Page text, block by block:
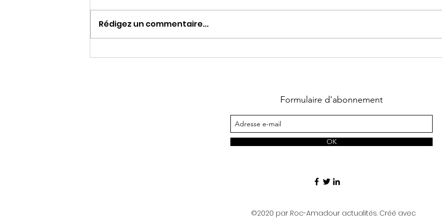
Le développement de
Grotte Préhistorique des
Les
Rédigez un commentaire...
Formulaire d'abonnement
OK
©2020 par Roc-Amadour actualités. Créé avec